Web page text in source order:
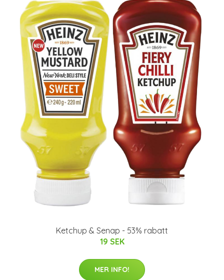
Ketchup & Senap - 53% rabatt
19 SEK
MER INFO!